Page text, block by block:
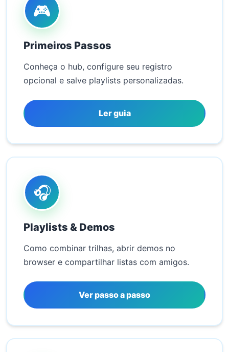
🎮
Primeiros Passos
Conheça o hub, configure seu registro
opcional e salve playlists personalizadas.
Ler guia
🎧
Playlists & Demos
Como combinar trilhas, abrir demos no
browser e compartilhar listas com amigos.
Ver passo a passo